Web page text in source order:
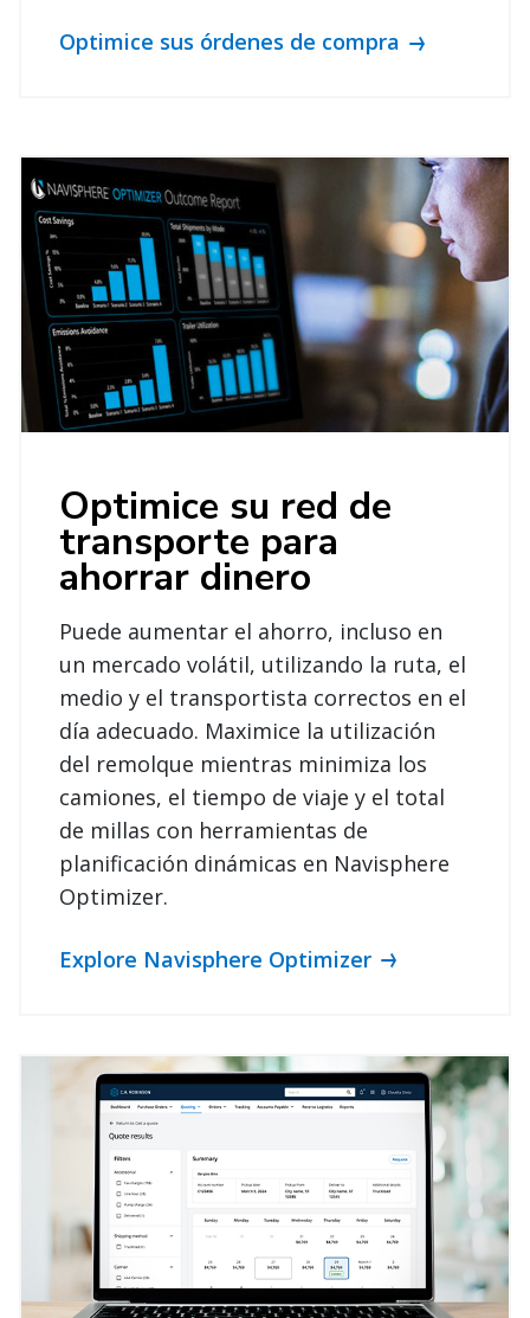
Optimice sus órdenes de compra
Optimice su red de
transporte para
ahorrar dinero
Puede aumentar el ahorro, incluso en
un mercado volátil, utilizando la ruta, el
medio y el transportista correctos en el
día adecuado. Maximice la utilización
del remolque mientras minimiza los
camiones, el tiempo de viaje y el total
de millas con herramientas de
planificación dinámicas en Navisphere
Optimizer.
Explore Navisphere Optimizer